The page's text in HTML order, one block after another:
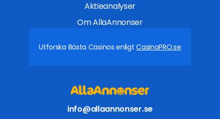
Aktieanalyser
Om AllaAnnonser
Utforska Bästa Casinos enligtCasinoPRO.se
info@allaannonser.se